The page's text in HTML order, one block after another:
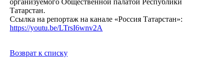
Татарстан.
Ссылка на репортаж на канале «Россия Татарстан»:
https://youtu.be/LTrsI6wnv2A
Возврат к списку